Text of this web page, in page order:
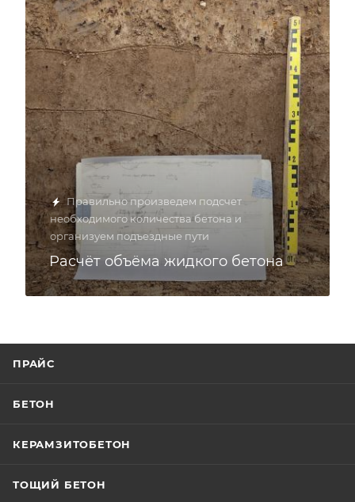
Правильно произведем подсчет
необходимого количества бетона и
организуем подъездные пути
Расчёт объёма жидкого бетона
ПРАЙС
БЕТОН
КЕРАМЗИТОБЕТОН
ТОЩИЙ БЕТОН